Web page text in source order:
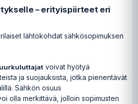
– erityispiirteet eri
lähtökohdat sähkösopimuksen
voivat hyötyä
ja suojauksista, jotka pienentävät
Sähkön osuus
olla merkittävä, jolloin sopimusten